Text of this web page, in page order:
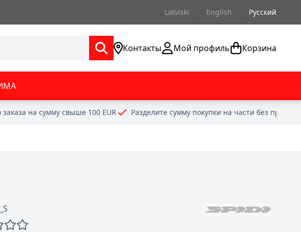
Latviski English Русский
Контакты Мой профиль Корзина
на сумму свыше 100 EUR Разделите сумму покупки на части без